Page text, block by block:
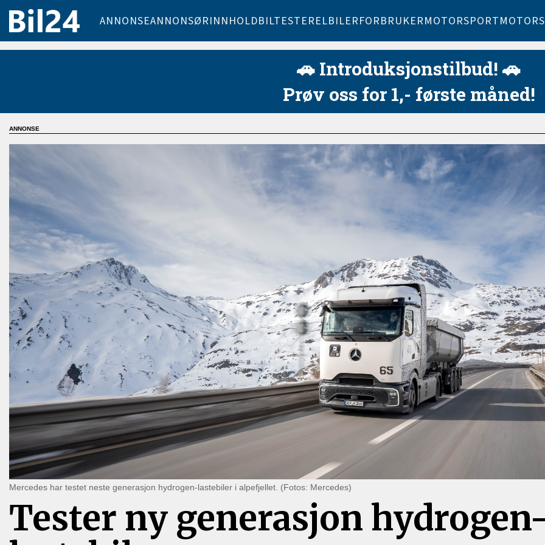
ANNONSEANNONSØRINNHOLDBILTESTERELBILERFORBRUKERMOTORSPORT
🚗 Introduksjonstilbud! 🚗
Prøv oss for 1,- første måned!
Mercedes har testet neste generasjon hydrogen-lastebiler i alpefjellet. (Fotos: Mercedes)
Tester ny generasjon